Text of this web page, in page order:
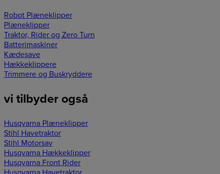
Robot Plæneklipper
Plæneklipper
Traktor, Rider og Zero Turn
Batterimaskiner
Kædesave
Hækkeklippere
Trimmere og Buskryddere
vi tilbyder også
Husqvarna Plæneklipper
Stihl Havetraktor
Stihl Motorsav
Husqvarna Hækkeklipper
Husqvarna Front Rider